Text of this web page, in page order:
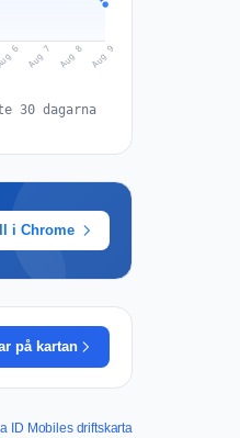
6 Aug 7 Aug 8 Aug 9
30 dagarna
i Chrome
på kartan
ID Mobiles driftskarta